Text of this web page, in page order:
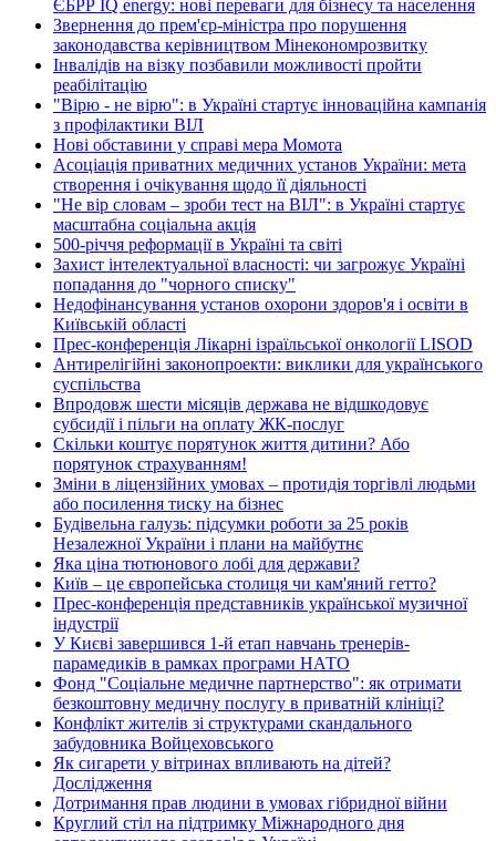
ЄБРР IQ energy: нові переваги для бізнесу та населення
Звернення до прем'єр-міністра про порушення
законодавства керівництвом Мінекономрозвитку
Інвалідів на візку позбавили можливості пройти
реабілітацію
"Вірю - не вірю": в Україні стартує інноваційна кампанія
з профілактики ВІЛ
Нові обставини у справі мера Момота
Асоціація приватних медичних установ України: мета
створення і очікування щодо її діяльності
"Не вір словам – зроби тест на ВІЛ": в Україні стартує
масштабна соціальна акція
500-річчя реформації в Україні та світі
Захист інтелектуальної власності: чи загрожує Україні
попадання до "чорного списку"
Недофінансування установ охорони здоров'я і освіти в
Київській області
Прес-конференція Лікарні ізраїльської онкології LISOD
Антирелігійні законопроекти: виклики для українського
суспільства
Впродовж шести місяців держава не відшкодовує
субсидії і пільги на оплату ЖК-послуг
Скільки коштує порятунок життя дитини? Або
порятунок страхуванням!
Зміни в ліцензійних умовах – протидія торгівлі людьми
або посилення тиску на бізнес
Будівельна галузь: підсумки роботи за 25 років
Незалежної України і плани на майбутнє
Яка ціна тютюнового лобі для держави?
Київ – це європейська столиця чи кам'яний гетто?
Прес-конференція представників української музичної
індустрії
У Києві завершився 1-й етап навчань тренерів-
парамедиків в рамках програми НАТО
Фонд "Соціальне медичне партнерство": як отримати
безкоштовну медичну послугу в приватній клініці?
Конфлікт жителів зі структурами скандального
забудовника Войцеховського
Як сигарети у вітринах впливають на дітей?
Дослідження
Дотримання прав людини в умовах гібридної війни
Круглий стіл на підтримку Міжнародного дня